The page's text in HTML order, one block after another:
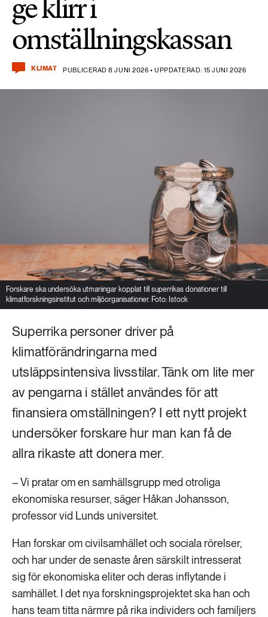
omställningskassan
KLIMAT PUBLICERAD 8 JUNI 2026 • UPPDATERAD: 15 JUNI 2026
Forskare ska undersöka utmaningar kopplat till superrikas donationer till
klimatforskningsinstitut och miljöorganisationer. Foto: Istock
Superrika personer driver på
klimatförändringarna med
utsläppsintensiva livsstilar. Tänk om lite mer
av pengarna i stället användes för att
finansiera omställningen? I ett nytt projekt
undersöker forskare hur man kan få de
allra rikaste att donera mer.
– Vi pratar om en samhällsgrupp med otroliga
ekonomiska resurser, säger Håkan Johansson,
professor vid Lunds universitet.
Han forskar om civilsamhället och sociala rörelser,
och har under de senaste åren särskilt intresserat
sig för ekonomiska eliter och deras inflytande i
samhället. I det nya forskningsprojektet ska han och
hans team titta närmre på rika individers och familjers